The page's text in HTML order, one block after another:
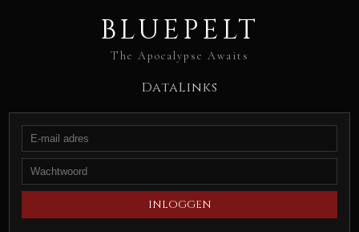
BLUEPELT
The Apocalypse Awaits
DataLinks